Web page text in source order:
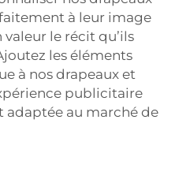
à leur image
le récit qu’ils
les éléments
à nos drapeaux et
publicitaire
adaptée au marché de